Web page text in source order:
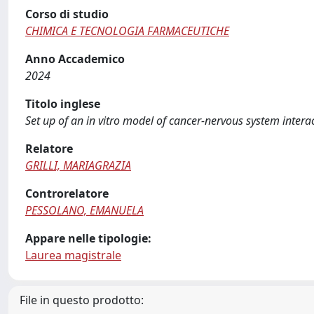
Corso di studio
CHIMICA E TECNOLOGIA FARMACEUTICHE
Anno Accademico
2024
Titolo inglese
Set up of an in vitro model of cancer-nervous system
Relatore
GRILLI, MARIAGRAZIA
Controrelatore
PESSOLANO, EMANUELA
Appare nelle tipologie:
Laurea magistrale
File in questo prodotto: